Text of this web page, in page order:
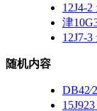
12J4-
津
12J7-
随机内容